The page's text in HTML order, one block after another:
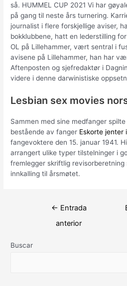
så. HUMMEL CUP 2021 Vi har
på gang til neste års turnering.
journalist i flere forskjellige aviser,
bokklubbene, hatt en lederstilling
OL på Lillehammer, vært sentral i
avisene på Lillehammer, han har
Aftenposten og sjefredaktør i
videre i denne darwinistiske
Lesbian sex movies
Sammen med sine medfanger
bestående av fanger Eskorte jenter
fangevoktere den 15. januar 1941.
arrangert ulike typer tilstelninger i
fremlegger skriftlig revisorberetning
innkalling til årsmøtet.
Navegación
← Entrada
anterior
Buscar